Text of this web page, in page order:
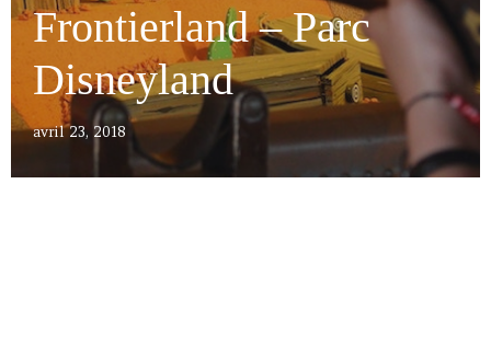
Frontierland – Parc
Disneyland
avril 23, 2018